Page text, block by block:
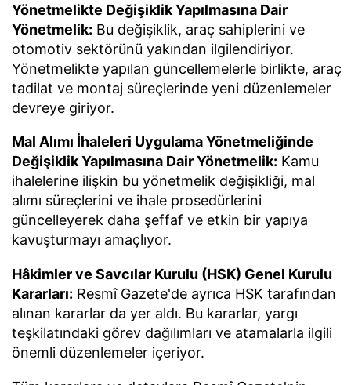
Yönetmelikte Değişiklik Yapılmasına Dair
Yönetmelik: Bu değişiklik, araç sahiplerini ve
otomotiv sektörünü yakından ilgilendiriyor.
Yönetmelikte yapılan güncellemelerle birlikte, araç
tadilat ve montaj süreçlerinde yeni düzenlemeler
devreye giriyor.
Mal Alımı İhaleleri Uygulama Yönetmeliğinde
Değişiklik Yapılmasına Dair Yönetmelik: Kamu
ihalelerine ilişkin bu yönetmelik değişikliği, mal
alımı süreçlerini ve ihale prosedürlerini
güncelleyerek daha şeffaf ve etkin bir yapıya
kavuşturmayı amaçlıyor.
Hâkimler ve Savcılar Kurulu (HSK) Genel Kurulu
Kararları: Resmî Gazete'de ayrıca HSK tarafından
alınan kararlar da yer aldı. Bu kararlar, yargı
teşkilatındaki görev dağılımları ve atamalarla ilgili
önemli düzenlemeler içeriyor.